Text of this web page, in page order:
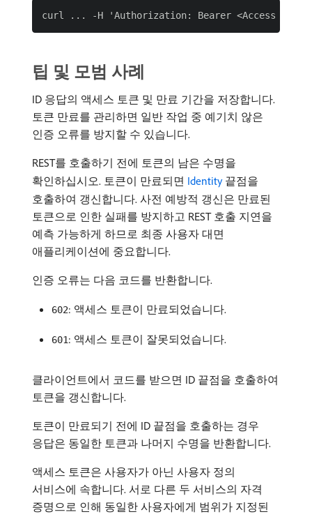
팁 및 모범 사례
ID 응답의 액세스 토큰 및 만료 기간을 저장합니다.
토큰 만료를 관리하면 일반 작업 중 예기치 않은
인증 오류를 방지할 수 있습니다.
REST를 호출하기 전에 토큰의 남은 수명을
확인하십시오. 토큰이 만료되면 Identity끝점을
호출하여 갱신합니다. 사전 예방적 갱신은 만료된
토큰으로 인한 실패를 방지하고 REST 호출 지연을
예측 가능하게 하므로 최종 사용자 대면
애플리케이션에 중요합니다.
인증 오류는 다음 코드를 반환합니다.
602: 액세스 토큰이 만료되었습니다.
601: 액세스 토큰이 잘못되었습니다.
클라이언트에서 코드를 받으면 ID 끝점을 호출하여
토큰을 갱신합니다.
토큰이 만료되기 전에 ID 끝점을 호출하는 경우
응답은 동일한 토큰과 나머지 수명을 반환합니다.
액세스 토큰은 사용자가 아닌 사용자 정의
서비스에 속합니다. 서로 다른 두 서비스의 자격
증명으로 인해 동일한 사용자에게 범위가 지정된